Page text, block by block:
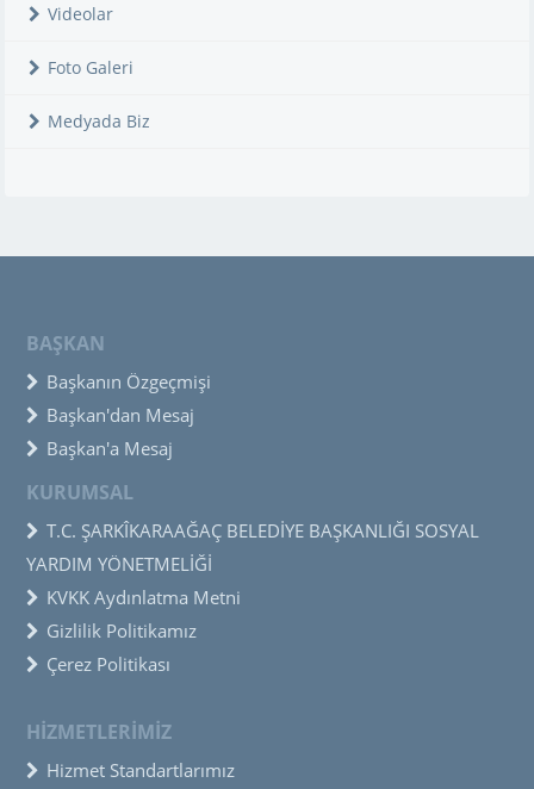
Videolar
Foto Galeri
Medyada Biz
BAŞKAN
Başkanın Özgeçmişi
Başkan'dan Mesaj
Başkan'a Mesaj
KURUMSAL
T.C. ŞARKÎKARAAĞAÇ BELEDİYE BAŞKANLIĞI SOSYAL
YARDIM YÖNETMELİĞİ
KVKK Aydınlatma Metni
Gizlilik Politikamız
Çerez Politikası
HİZMETLERİMİZ
Hizmet Standartlarımız